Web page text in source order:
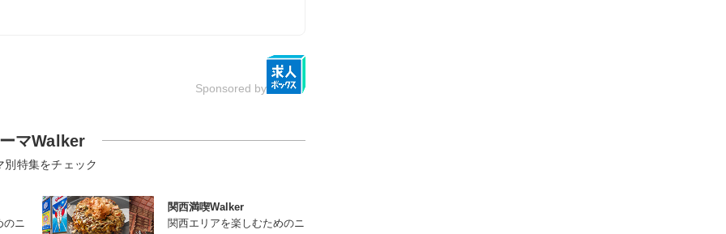
Sponsored by
マWalker
別特集をチェック
のニ
関西満喫Walker
関西エリアを楽しむためのニ